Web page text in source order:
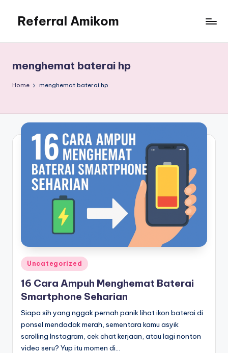
content
Referral Amikom
Amikom
190302278
menghemat baterai hp
Home menghemat baterai hp
Posted
in
Uncategorized
16 Cara Ampuh Menghemat Baterai
Smartphone Seharian
Siapa sih yang nggak pernah panik lihat ikon baterai di
ponsel mendadak merah, sementara kamu asyik
scrolling Instagram, cek chat kerjaan, atau lagi nonton
video seru? Yup itu momen di…